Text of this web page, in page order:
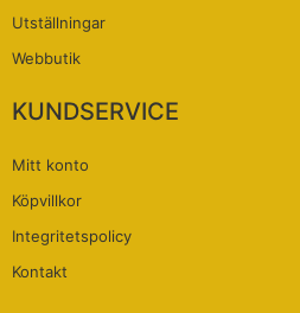
Utställningar
Webbutik
KUNDSERVICE
Mitt konto
Köpvillkor
Integritetspolicy
Kontakt